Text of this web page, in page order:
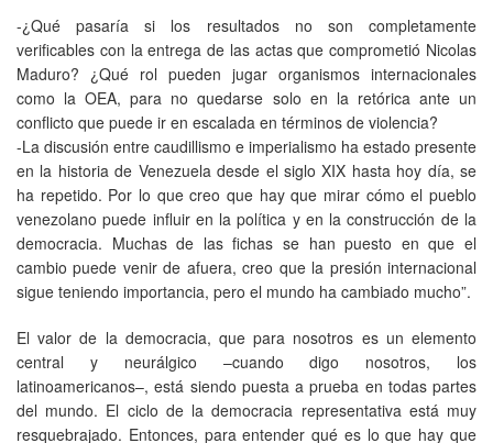
-¿Qué pasaría si los resultados no son completamente
verificables con la entrega de las actas que comprometió Nicolas
Maduro? ¿Qué rol pueden jugar organismos internacionales
como la OEA, para no quedarse solo en la retórica ante un
conflicto que puede ir en escalada en términos de violencia?
-La discusión entre caudillismo e imperialismo ha estado presente
en la historia de Venezuela desde el siglo XIX hasta hoy día, se
ha repetido. Por lo que creo que hay que mirar cómo el pueblo
venezolano puede influir en la política y en la construcción de la
democracia. Muchas de las fichas se han puesto en que el
cambio puede venir de afuera, creo que la presión internacional
sigue teniendo importancia, pero el mundo ha cambiado mucho”.
El valor de la democracia, que para nosotros es un elemento
central y neurálgico –cuando digo nosotros, los
latinoamericanos–, está siendo puesta a prueba en todas partes
del mundo. El ciclo de la democracia representativa está muy
resquebrajado. Entonces, para entender qué es lo que hay que